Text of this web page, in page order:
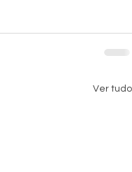
Ver tudo